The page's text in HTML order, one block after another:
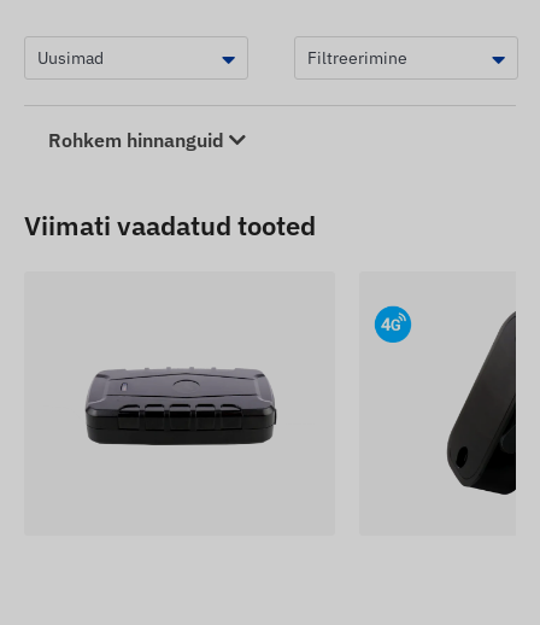
Laadimispinge: 4,2 V
füüsilist ruumi. Kasutatav ainult koos sobiva
Veebilehel olevad seadmete kirjeldused ja pildid
põhinevad tootja avaldatud teabel, mis ei pruugi
alati olla täpne ega vigadeta. Tootja jätab endale
õiguse muuta toote teatud parameetreid või
pakendit ilma ette teatamata – sellega seotud
andmete uuendamine meie veebilehel toimub
Rohkem hinnanguid
Viimati vaadatud tooted